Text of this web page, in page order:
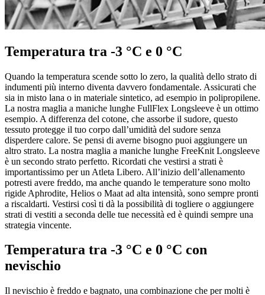
Temperatura tra -3 °C e 0 °C
Quando la temperatura scende sotto lo zero, la qualità dello strato di
indumenti più interno diventa davvero fondamentale. Assicurati che
sia in misto lana o in materiale sintetico, ad esempio in polipropilene.
La nostra maglia a maniche lunghe FullFlex Longsleeve è un ottimo
esempio. A differenza del cotone, che assorbe il sudore, questo
tessuto protegge il tuo corpo dall’umidità del sudore senza
disperdere calore. Se pensi di averne bisogno puoi aggiungere un
altro strato. La nostra maglia a maniche lunghe FreeKnit Longsleeve
è un secondo strato perfetto. Ricordati che vestirsi a strati è
importantissimo per un Atleta Libero. All’inizio dell’allenamento
potresti avere freddo, ma anche quando le temperature sono molto
rigide Aphrodite, Helios o Maat ad alta intensità, sono sempre pronti
a riscaldarti. Vestirsi così ti dà la possibilità di togliere o aggiungere
strati di vestiti a seconda delle tue necessità ed è quindi sempre una
strategia vincente.
Temperatura tra -3 °C e 0 °C con
nevischio
Il nevischio è freddo e bagnato, una combinazione che per molti è